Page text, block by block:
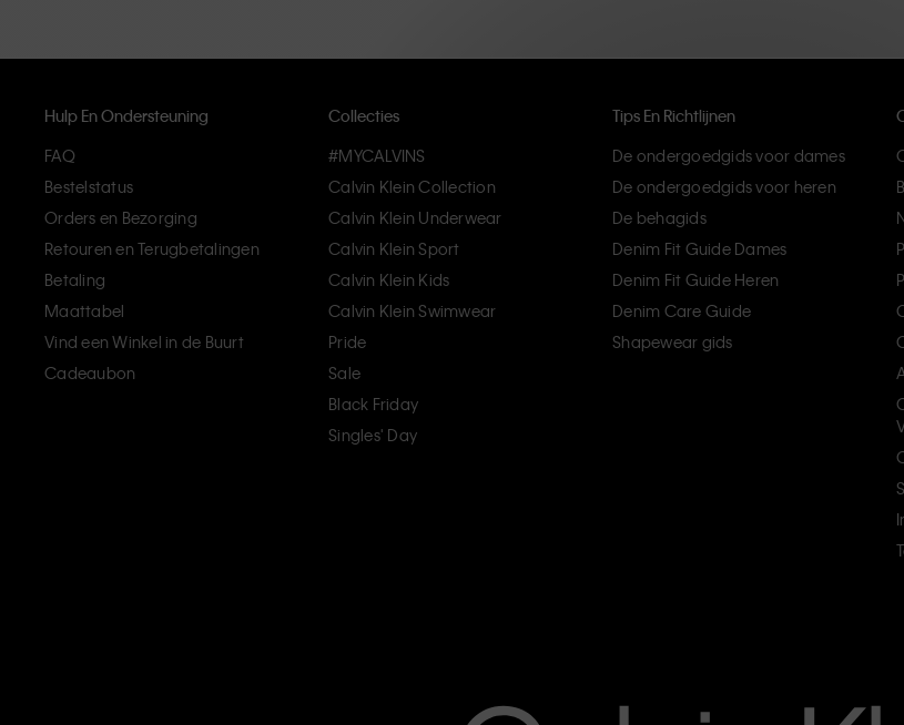
Hulp En Ondersteuning
FAQ
Bestelstatus
Orders en Bezorging
Retouren en Terugbetalingen
Betaling
Maattabel
Vind een Winkel in de Buurt
Cadeaubon
Collecties
#MYCALVINS
Calvin Klein Collection
Calvin Klein Underwear
Calvin Klein Sport
Calvin Klein Kids
Calvin Klein Swimwear
Pride
Sale
Black Friday
Singles' Day
Tips En Richtlijnen
De ondergoedgids voor dames
De ondergoedgids voor heren
De behagids
Denim Fit Guide Dames
Denim Fit Guide Heren
Denim Care Guide
Shapewear gids